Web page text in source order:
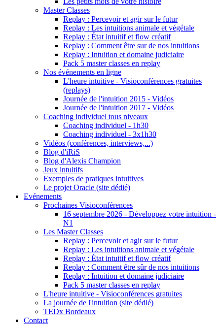
Master Classes
Replay : Percevoir et agir sur le futur
Replay : Les intuitions animale et végétale
Replay : État intuitif et flow créatif
Replay : Comment être sur de nos intuitions
Replay : Intuition et domaine judiciaire
Pack 5 master classes en replay
Nos événements en ligne
L'heure intuitive - Visioconférences gratuites
(replays)
Journée de l'intuition 2015 - Vidéos
Journée de l'intuition 2017 - Vidéos
Coaching individuel tous niveaux
Coaching individuel - 1h30
Coaching individuel - 3x1h30
Vidéos (conférences, interviews,...)
Blog d'iRiS
Blog d'Alexis Champion
Jeux intuitifs
Exemples de pratiques intuitives
Le projet Oracle (site dédié)
Evénements
Prochaines Visioconférences
16 septembre 2026 - Développez votre intuition -
N1
Les Master Classes
Replay : Percevoir et agir sur le futur
Replay : Les intuitions animale et végétale
Replay : État intuitif et flow créatif
Replay : Comment être sûr de nos intuitions
Replay : Intuition et domaine judiciaire
Pack 5 master classes en replay
L'heure intuitive - Visioconférences gratuites
La journée de l'intuition (site dédié)
TEDx Bordeaux
Contact